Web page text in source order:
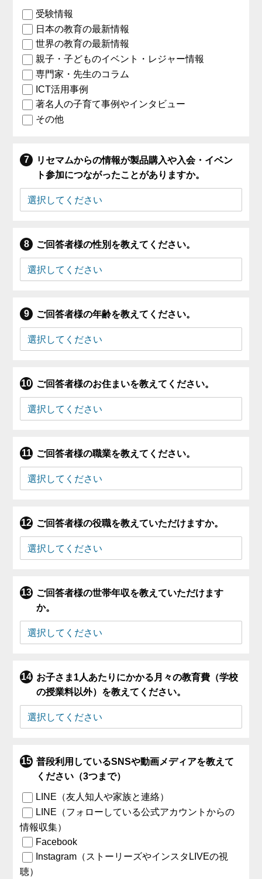
受験情報
日本の教育の最新情報
世界の教育の最新情報
親子・子どものイベント・レジャー情報
専門家・先生のコラム
ICT活用事例
著名人の子育て事例やインタビュー
その他
リセマムからの情報が製品購入や入会・イベン
ト参加につながったことがありますか。
ご回答者様の性別を教えてください。
ご回答者様の年齢を教えてください。
ご回答者様のお住まいを教えてください。
ご回答者様の職業を教えてください。
ご回答者様の役職を教えていただけますか。
ご回答者様の世帯年収を教えていただけます
か。
お子さま1人あたりにかかる月々の教育費（学校
の授業料以外）を教えてください。
普段利用しているSNSや動画メディアを教えて
ください（3つまで）
LINE（友人知人や家族と連絡）
LINE（フォローしている公式アカウントからの
情報収集）
Facebook
Instagram（ストーリーズやインスタLIVEの視
聴）